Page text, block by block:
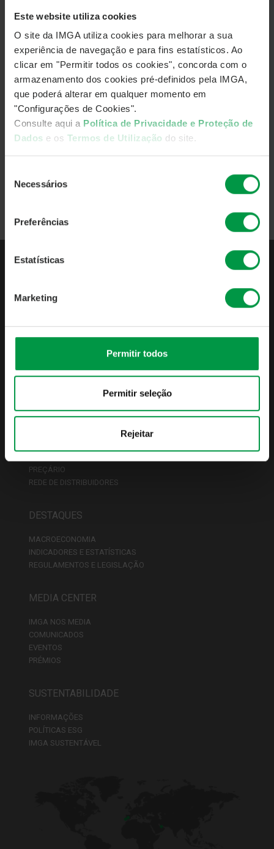
Este website utiliza cookies
O site da IMGA utiliza cookies para melhorar a sua
experiência de navegação e para fins estatísticos. Ao
clicar em "Permitir todos os cookies", concorda com o
armazenamento dos cookies pré-definidos pela IMGA,
que poderá alterar em qualquer momento em
"Configurações de Cookies".
Consulte aqui a Política de Privacidade e Proteção de
Dados e os Termos de Utilização do site.
Necessários
Preferências
Estatísticas
Marketing
Permitir todos
Permitir seleção
Rejeitar
de investidor para apostar nos melhores produtos para
investir o seu dinheiro.
São vários os perfis de investidores, cada qual com as
suas caraterísticas, que vão desde as suas diferentes
prioridades aos riscos que se estão dispostos a correr.
Ler artigo completo
Fonte:Observador
Voltar
PUBLICAÇÕES OBRIGATÓRIAS
POLÍTICAS & PROCEDIMENTOS
CONTACTOS
PREÇÁRIO
REDE DE DISTRIBUIDORES
DESTAQUES
MACROECONOMIA
INDICADORES E ESTATÍSTICAS
REGULAMENTOS E LEGISLAÇÃO
MEDIA CENTER
IMGA NOS MEDIA
COMUNICADOS
EVENTOS
PRÉMIOS
SUSTENTABILIDADE
INFORMAÇÕES
POLÍTICAS ESG
IMGA SUSTENTÁVEL